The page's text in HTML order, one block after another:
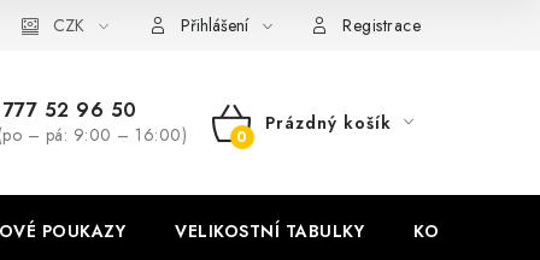
tabulky Ochrana osobních údajů Zásady používání
CZK Přihlášení Registrace
777 52 96 50
(po – pá: 9:00 – 16:00)
NÁKUPNÍ
Prázdný košík
POUKAZY VELIKOSTNÍ TABULKY KONTAKT